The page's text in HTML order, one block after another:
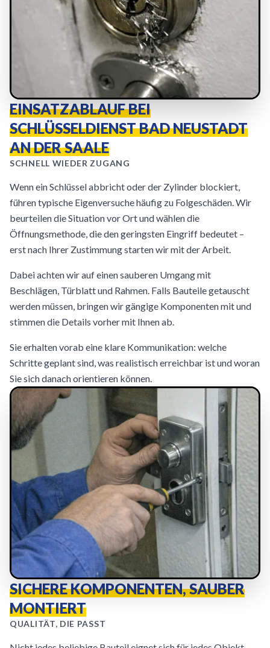
EINSATZABLAUF BEI
SCHLÜSSELDIENST BAD NEUSTADT
AN DER SAALE
SCHNELL WIEDER ZUGANG
Wenn ein Schlüssel abbricht oder der Zylinder blockiert,
führen typische Eigenversuche häufig zu Folgeschäden. Wir
beurteilen die Situation vor Ort und wählen die
Öffnungsmethode, die den geringsten Eingriff bedeutet –
erst nach Ihrer Zustimmung starten wir mit der Arbeit.
Dabei achten wir auf einen sauberen Umgang mit
Beschlägen, Türblatt und Rahmen. Falls Bauteile getauscht
werden müssen, bringen wir gängige Komponenten mit und
stimmen die Details vorher mit Ihnen ab.
Sie erhalten vorab eine klare Kommunikation: welche
Schritte geplant sind, was realistisch erreichbar ist und woran
Sie sich danach orientieren können.
SICHERE KOMPONENTEN, SAUBER
MONTIERT
QUALITÄT, DIE PASST